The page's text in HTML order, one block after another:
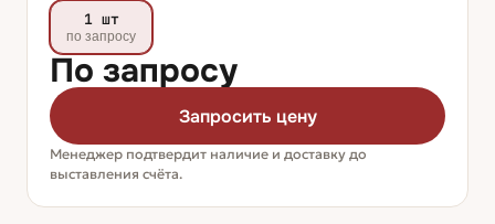
1 шт
по запросу
По запросу
Запросить цену
Менеджер подтвердит наличие и доставку до
выставления счёта.